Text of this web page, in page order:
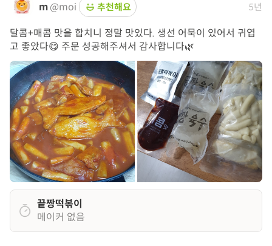
m@moi 추천해요 5년
달콤+매콤 맛을 합치니 정말 맛있다. 생선 어묵이 있어서 귀엽
고 좋았다😋 주문 성공해주셔서 감사합니다🌿
끝짱떡볶이
메이커 없음